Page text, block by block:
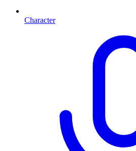
Character